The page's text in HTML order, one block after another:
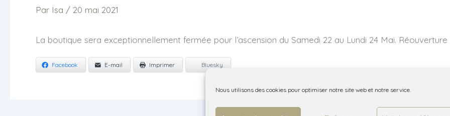
Nous utilisons des cookies pour optimiser notre site web et notre service.
Par Isa / 20 mai 2021
La boutique sera exceptionnellement fermée pour l’ascension du Samedi 22 au Lundi 24 Mai. Réouverture
Facebook E-mail Imprimer Bluesky